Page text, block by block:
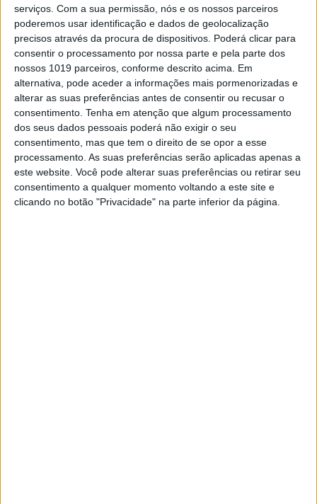
serviços. Com a sua permissão, nós e os nossos parceiros
poderemos usar identificação e dados de geolocalização
precisos através da procura de dispositivos. Poderá clicar para
consentir o processamento por nossa parte e pela parte dos
nossos 1019 parceiros, conforme descrito acima. Em
alternativa, pode aceder a informações mais pormenorizadas e
alterar as suas preferências antes de consentir ou recusar o
consentimento. Tenha em atenção que algum processamento
dos seus dados pessoais poderá não exigir o seu
consentimento, mas que tem o direito de se opor a esse
processamento. As suas preferências serão aplicadas apenas a
este website. Você pode alterar suas preferências ou retirar seu
consentimento a qualquer momento voltando a este site e
clicando no botão "Privacidade" na parte inferior da página.
da especialidade, Fernando Ferreira, a liderar
a equipa organizadora que desenhou uma
pista com cerca de 400 metros de perímetro e
uma largura a ronda os 5 metros. As
verificações técnicas e administrativas
realizam-se entre as 13 e as 17 horas e a
partir das 18 horas começam os treinos
cronometrados, com as corridas a terminarem
ás 24 horas.
Diogo Vieira lidera na categoria rainha,
Prestige, com 14 pontos de vantagem sobre
Luís Oliveira, eles que juntamente com
Gonçalo Reis são os pilotos que já venceram
mangas ao longo do ano. Na classe Open a